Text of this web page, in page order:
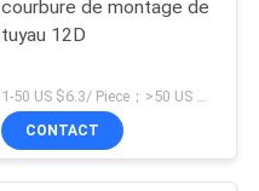
courbure de montage de
tuyau 12D
CONTACT